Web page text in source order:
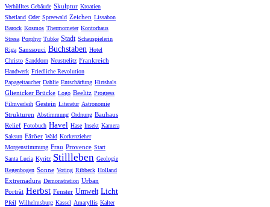
Verhülltes Gebäude Skulptur Kroatien
Shetland Oder Spreewald Zeichen Lissabon
Barock Kosmos Thermometer Kontorhaus
Stresa Porphyr Tübke Stadt Schauspielerin
Riga Sanssouci Buchstaben Hotel
Christo Sanddorn Neustrelitz Frankreich
Handwerk Friedliche Revolution
Papageitaucher Dahlie Entschärfung Hirtshals
Glienicker Brücke Logo Beelitz Progress
Filmverleih Gestein Literatur Astronomie
Strukturen Abstimmung Ordnung Bauhaus
Relief Fotobuch Havel Hase Insekt Kamera
Saksun Färöer Wald Korkenzieher
Morgenstimmung Frau Provence Start
Santa Lucia Kyritz Stillleben Geologie
Regenbogen Sonne Voting Ribbeck Holland
Extremadura Demonstration Urban
Porträt Herbst Fenster Umwelt Licht
Pfeil Wilhelmsburg Kassel Amaryllis Kalter